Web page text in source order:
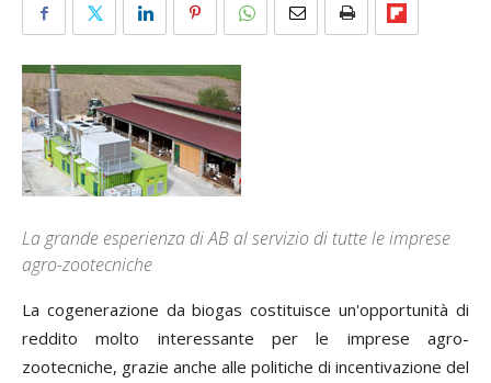
La grande esperienza di AB al servizio di tutte le imprese
agro-zootecniche
La cogenerazione da biogas costituisce un'opportunità di
reddito molto interessante per le imprese agro-
zootecniche, grazie anche alle politiche di incentivazione del